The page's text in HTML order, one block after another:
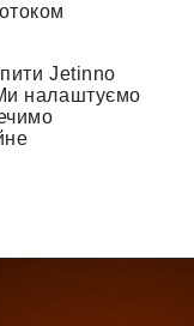
Jetinno
налаштуємо